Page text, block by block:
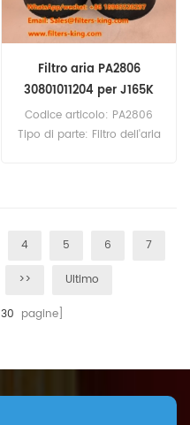
Filtro aria PA2806
30801011204 per J165K
Codice articolo: PA2806
Tipo di parte: Filtro dell'aria
4 5 6 7
>> Ultimo
30 pagine]